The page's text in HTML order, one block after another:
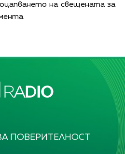
на свещената за
ПОВЕРИТЕЛНОСТ